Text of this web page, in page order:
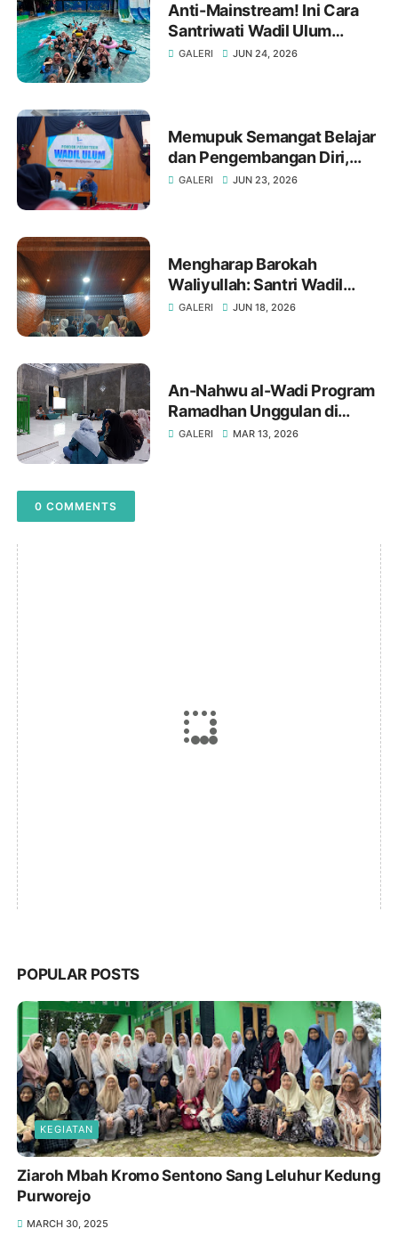
Anti-Mainstream! Ini Cara
Santriwati Wadil Ulum
Mengisi Liburan Suro
GALERI JUN 24, 2026
Memupuk Semangat Belajar
dan Pengembangan Diri,
Santri Wadil Ulum Adakan
GALERI JUN 23, 2026
Mengharap Barokah
Waliyullah: Santri Wadil
Ulum Ziarah ke Makam Mbah
GALERI JUN 18, 2026
An-Nahwu al-Wadi Program
Ramadhan Unggulan di
Ponpes Wadil Ulum
GALERI MAR 13, 2026
0 COMMENTS
POPULAR POSTS
KEGIATAN
Ziaroh Mbah Kromo Sentono Sang Leluhur Kedung
Purworejo
MARCH 30, 2025